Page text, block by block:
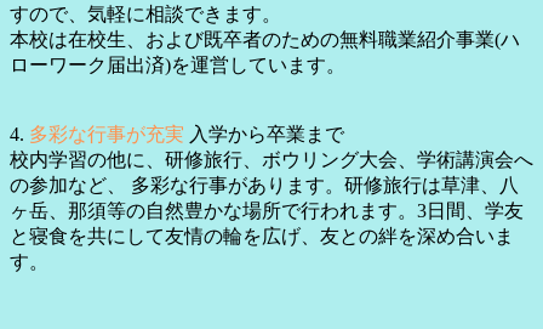
すので、気軽に相談できます。
本校は在校生、および既卒者のための無料職業紹介事業(ハ
ローワーク届出済)を運営しています。
4. 多彩な行事が充実 入学から卒業まで
校内学習の他に、研修旅行、ボウリング大会、学術講演会へ
の参加など、 多彩な行事があります。研修旅行は草津、八
ヶ岳、那須等の自然豊かな場所で行われます。3日間、学友
と寝食を共にして友情の輪を広げ、友との絆を深め合いま
す。